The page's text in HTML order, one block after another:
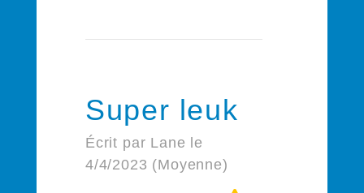
Super leuk
Écrit par Lane le
4/4/2023 (Moyenne)